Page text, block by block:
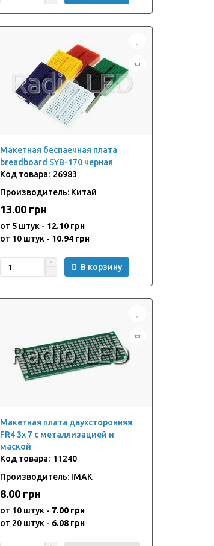
Макетная беспаечная плата
breadboard SYB-170 черная
26983
Производитель: Китай
13.00 грн
от 5 штук - 12.10 грн
от 10 штук - 10.94 грн
В корзину
Макетная плата двухсторонняя
FR4 3x 7 с металлизацией и
маской
11240
Производитель: IMAK
8.00 грн
от 10 штук - 7.00 грн
от 20 штук - 6.08 грн